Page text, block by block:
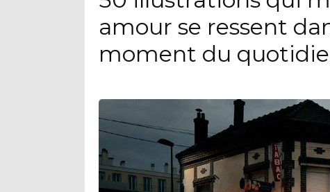
amour se ressent
moment du